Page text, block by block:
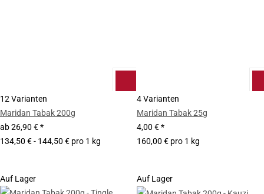
12 Varianten
Maridan Tabak 200g
ab26,90 €*
134,50 € - 144,50 € pro 1 kg
4 Varianten
Maridan Tabak 25g
4,00 €*
160,00 € pro 1 kg
Auf Lager Auf Lager